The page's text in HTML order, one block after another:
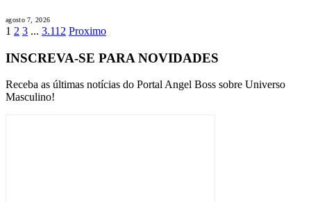
agosto 7, 2026
1 2 3 ... 3.112 Proximo
INSCREVA-SE PARA NOVIDADES
Receba as últimas notícias do Portal Angel Boss sobre Universo
Masculino!